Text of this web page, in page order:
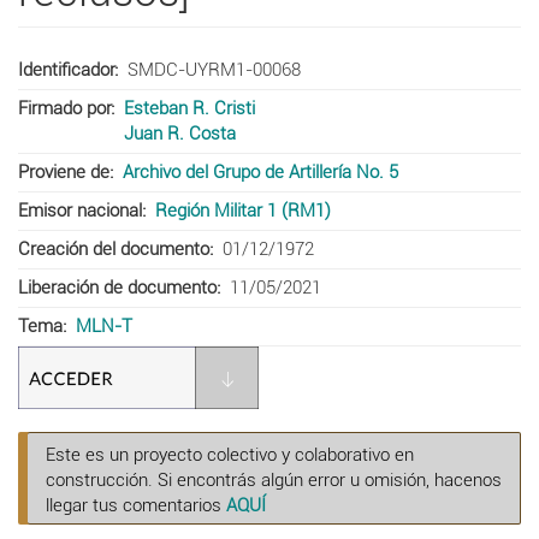
Identificador
SMDC-UYRM1-00068
Firmado por
Esteban R. Cristi
Juan R. Costa
Proviene de
Archivo del Grupo de Artillería No. 5
Emisor nacional
Región Militar 1 (RM1)
Creación del documento
01/12/1972
Liberación de documento
11/05/2021
Tema
MLN-T
Este es un proyecto colectivo y colaborativo en
construcción. Si encontrás algún error u omisión, hacenos
llegar tus comentarios AQUÍ